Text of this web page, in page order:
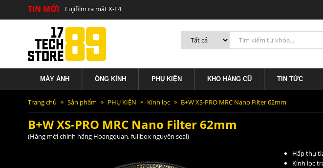
TIN MỚI Fujifilm ra mắt X-E4
MÁY ẢNH ỐNG KÍNH PHỤ KIỆN KHO HÀNG CŨ TIN TỨC
B+W XS-PRO MRC Nano Filter 62mm
Trang chủ Sản phẩm PHỤ KIỆN Kính lọc B+W XS-PRO MRC Nano Filter 62mm
B+W XS-PRO MRC Nano Filter 62mm
(Hàng mới chính hãng Hoangquan, fullbox nguyên seal)
Hấp thụ
Kính lọc